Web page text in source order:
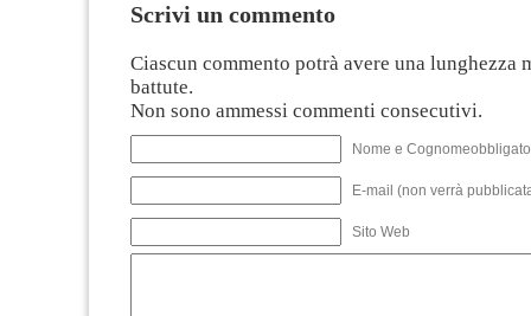
Scrivi un commento
Ciascun commento potrà avere una lunghezza
battute.
Non sono ammessi commenti consecutivi.
Nome e
E-mail (non verrà
Sito Web